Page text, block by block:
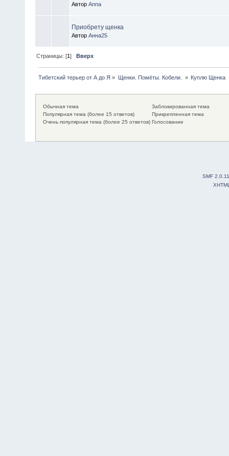
Автор Anna
Приобрету щенка
Автор Анна25
Страницы: [1]Вверх
Тибетский терьер от А до Я » Щенки. Помëты. Кобели. » Куплю Щенка
Обычная тема
Популярная тема (более 15 ответов)
Очень популярная тема (более 25 ответов)
Заблокированная тема
Прикрепленная тема
Голосование
SMF 2.0.11